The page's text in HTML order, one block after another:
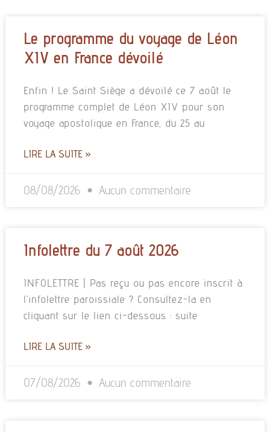
Le programme du voyage de Léon
XIV en France dévoilé
Enfin ! Le Saint Siège a dévoilé ce 7 août le
programme complet de Léon XIV pour son
voyage apostolique en France, du 25 au
LIRE LA SUITE »
08/08/2026 Aucun commentaire
Infolettre du 7 août 2026
INFOLETTRE | Pas reçu ou pas encore inscrit à
l’infolettre paroissiale ? Consultez-la en
cliquant sur le lien ci-dessous : suite
LIRE LA SUITE »
07/08/2026 Aucun commentaire